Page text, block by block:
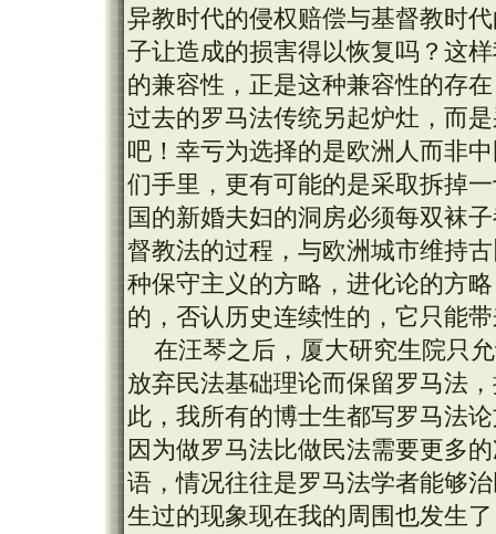
异教时代的侵权赔偿与基督教时
子让造成的损害得以恢复吗？这
的兼容性，正是这种兼容性的存
过去的罗马法传统另起炉灶，而
吧！幸亏为选择的是欧洲人而非
们手里，更有可能的是采取拆掉
国的新婚夫妇的洞房必须每双袜
督教法的过程，与欧洲城市维持
种保守主义的方略，进化论的方
的，否认历史连续性的，它只能
在汪琴之后，厦大研究生院只
放弃民法基础理论而保留罗马法
此，我所有的博士生都写罗马法
因为做罗马法比做民法需要更多
语，情况往往是罗马法学者能够
生过的现象现在我的周围也发生